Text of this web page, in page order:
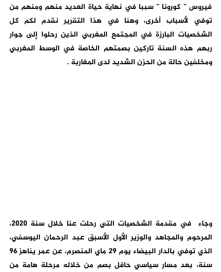
فيروس ” كورونا ” سببا في نهاية حياة العديد منهم ومنهم من
توفي لأسباب أخرى، وهنا في هذا التقرير نقدم لكم كل
الشخصيات البارزة في المجتمع المغربي الذين رحلوا إلى جوار
ربهم هذه السنة تاركين بصمتهم الخاصة في الوسط المغربي
ومخلفين حالة من الحزن الشديد لدى المغاربة .
وجاء في مقدمة الشخصيات التي رحلت عنا خلال سنة 2020،
المرحوم والمجاهد والوزير الأول الأسبق عبد الرحمان اليوسفي،
الذي توفي بالدار البيضاء يوم 29 ماي المنصرم، عن عمر يناهز 96
سنة، بعد مسار سياسي حافل بصم من خلاله مرحلة هامة من